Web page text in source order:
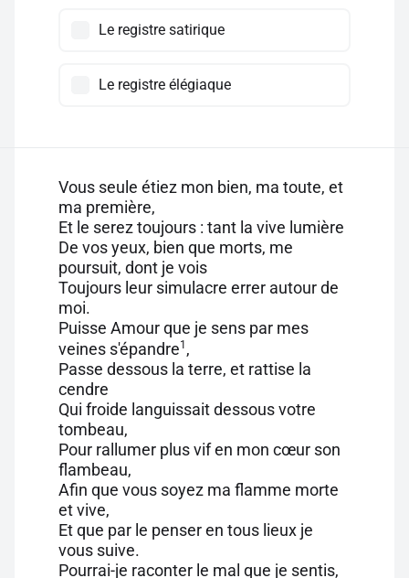
Le registre satirique
Le registre élégiaque
Vous seule étiez mon bien, ma toute, et
ma première,
Et le serez toujours : tant la vive lumière
De vos yeux, bien que morts, me
poursuit, dont je vois
Toujours leur simulacre errer autour de
moi.
Puisse Amour que je sens par mes
veines s'épandre1 ,
Passe dessous la terre, et rattise la
cendre
Qui froide languissait dessous votre
tombeau,
Pour rallumer plus vif en mon cœur son
flambeau,
Afin que vous soyez ma flamme morte
et vive,
Et que par le penser en tous lieux je
vous suive.
Pourrai-je raconter le mal que je sentis,